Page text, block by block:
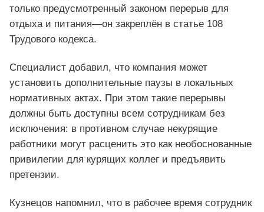
только предусмотренный законом перерыв для
отдыха и питания—он закреплён в статье 108
Трудового кодекса.
Специалист добавил, что компания может
установить дополнительные паузы в локальных
нормативных актах. При этом такие перерывы
должны быть доступны всем сотрудникам без
исключения: в противном случае некурящие
работники могут расценить это как необоснованные
привилегии для курящих коллег и предъявить
претензии.
Кузнецов напомнил, что в рабочее время сотрудник